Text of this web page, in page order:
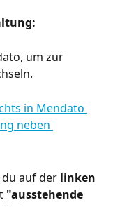
um zur
auf der linken
"ausstehende